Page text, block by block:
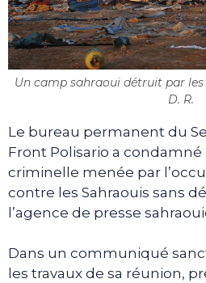
Un camp sahraoui détruit par
D. R.
Le bureau permanent du
Front Polisario a
criminelle menée par
contre les Sahraouis sans
l’agence de presse
Dans un communiqué
les travaux de sa réunion,